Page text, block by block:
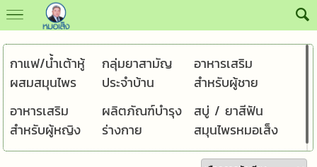
กาแฟ/น้ำเต้าหู้
ผสมสมุนไพร
กลุ่มยาสามัญ
ประจำบ้าน
อาหารเสริม
สำหรับผู้ชาย
อาหารเสริม
สำหรับผู้หญิง
ผลิตภัณฑ์บำรุง
ร่างกาย
สบู่ / ยาสีฟัน
สมุนไพรหมอเส็ง